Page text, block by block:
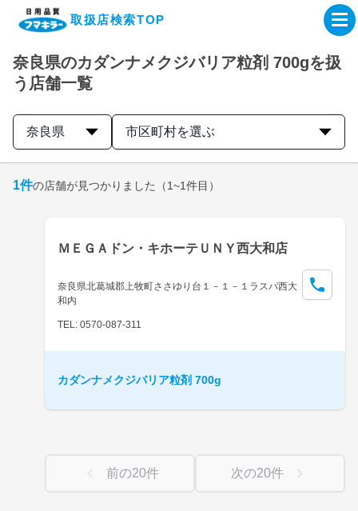
取扱店検索TOP
企業・IR情報サイト
製品情報サイト
取扱店検索はこちら
奈良県のカダンナメクジバリア粒剤 700gを扱
う店舗一覧
奈良県 市区町村を選ぶ
1件の店舗が見つかりました （1~1件目）
ＭＥＧＡドン・キホーテＵＮＹ西大和店
奈良県北葛城郡上牧町ささゆり台１－１－１ラスパ西大
和内
TEL: 0570-087-311
カダンナメクジバリア粒剤 700g
前の20件 次の20件